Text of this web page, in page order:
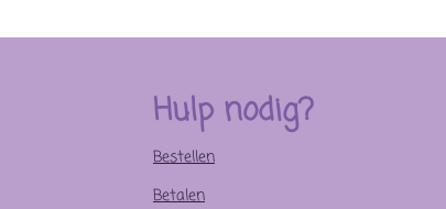
Hulp nodig?
Bestellen
Betalen